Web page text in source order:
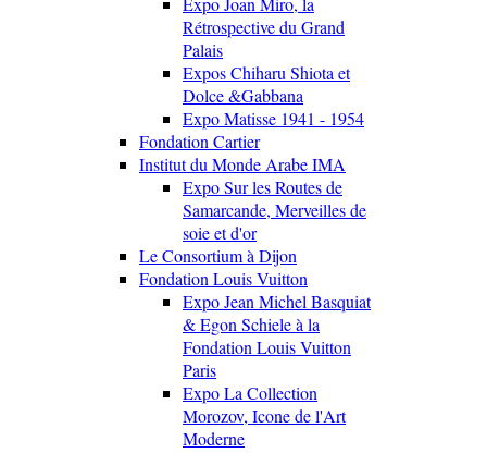
Rétrospective du Grand
Palais
Expos Chiharu Shiota et
Dolce &Gabbana
Expo Matisse 1941 - 1954
Fondation Cartier
Institut du Monde Arabe IMA
Expo Sur les Routes de
Samarcande, Merveilles de
soie et d'or
Le Consortium à Dijon
Fondation Louis Vuitton
Expo Jean Michel Basquiat
& Egon Schiele à la
Fondation Louis Vuitton
Paris
Expo La Collection
Morozov, Icone de l'Art
Moderne